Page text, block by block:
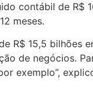
contábil de R$
meses.
R$ 15,5
de negócios.
exemplo”,